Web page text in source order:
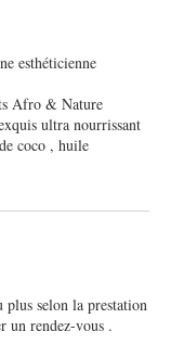
esthéticienne
Afro & Nature
ultra nourrissant
coco , huile
selon la prestation
un rendez-vous .